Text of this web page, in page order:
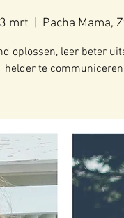
mrt Pacha Mama,
oplossen, leer beter
helder te